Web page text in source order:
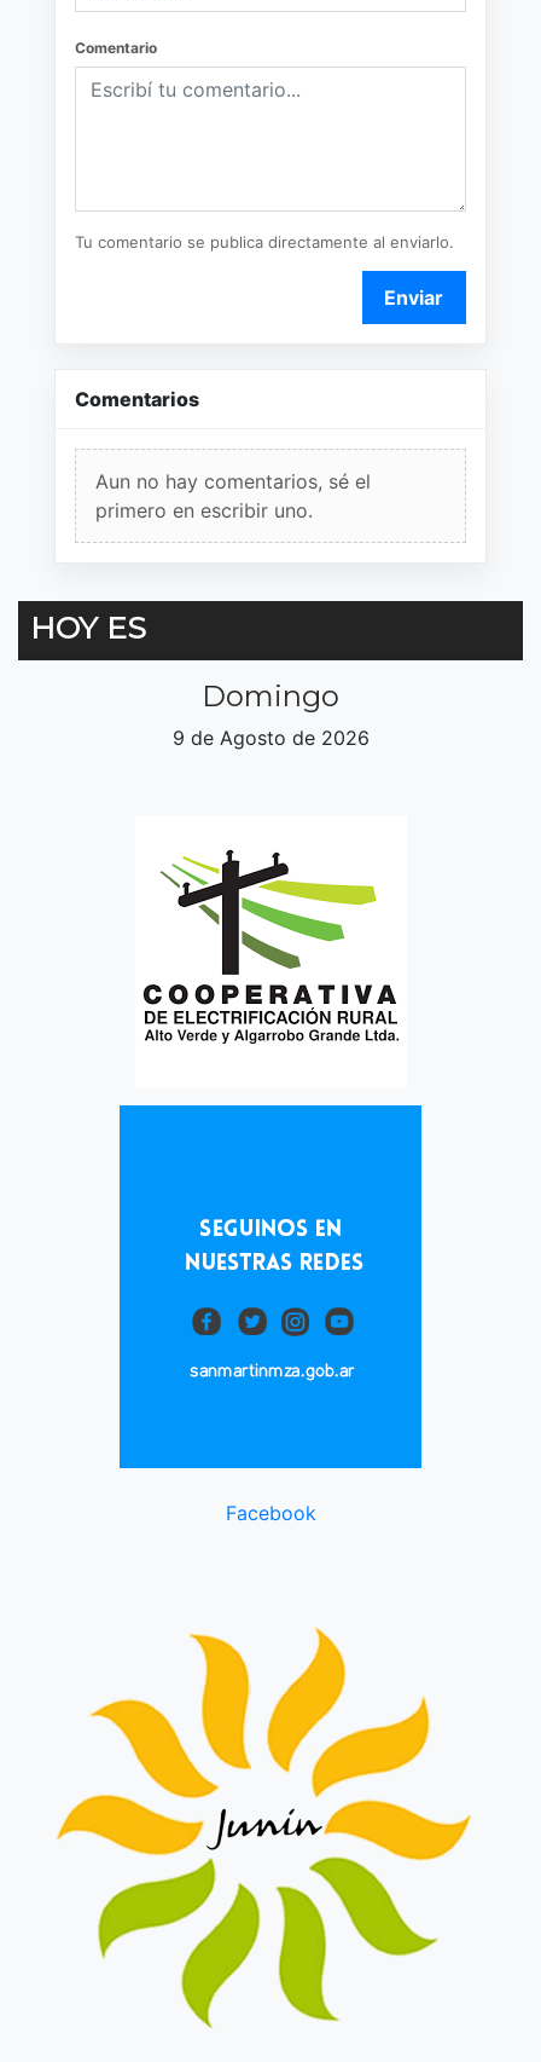
Comentario
Tu comentario se publica directamente al enviarlo.
Enviar
Comentarios
Aun no hay comentarios, sé el
primero en escribir uno.
HOY ES
Domingo
9 de Agosto de 2026
Facebook